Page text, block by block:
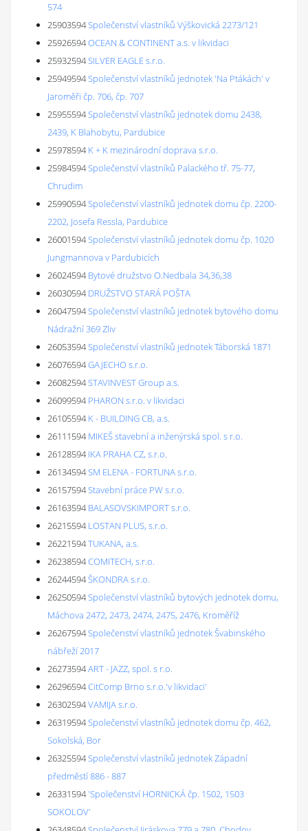
574
25903594Společenství vlastníků Výškovická 2273/121
25926594OCEAN & CONTINENT a.s. v likvidaci
25932594SILVER EAGLE s.r.o.
25949594Společenství vlastníků jednotek 'Na Ptákách' v
Jaroměři čp. 706, čp. 707
25955594Společenství vlastníků jednotek domu 2438,
2439, K Blahobytu, Pardubice
25978594 K + K mezinárodní doprava s.r.o.
25984594Společenství vlastníků Palackého tř. 75-77,
Chrudim
25990594Společenství vlastníků jednotek domu čp. 2200-
2202, Josefa Ressla, Pardubice
26001594Společenství vlastníků jednotek domu čp. 1020
Jungmannova v Pardubicích
26024594 Bytové družstvo O.Nedbala 34,36,38
26030594 DRUŽSTVO STARÁ POŠTA
26047594Společenství vlastníků jednotek bytového domu
Nádražní 369 Zliv
26053594Společenství vlastníků jednotek Táborská 1871
26076594GAJECHO s.r.o.
26082594STAVINVEST Group a.s.
26099594 PHARON s.r.o. v likvidaci
26105594 K - BUILDING CB, a.s.
26111594 MIKEŠ stavební a inženýrská spol. s r.o.
26128594 IKA PRAHA CZ, s.r.o.
26134594SM ELENA - FORTUNA s.r.o.
26157594Stavební práce PW s.r.o.
26163594 BALASOVSKIMPORT s.r.o.
26215594 LOSTAN PLUS, s.r.o.
26221594TUKANA, a.s.
26238594COMITECH, s.r.o.
26244594ŠKONDRA s.r.o.
26250594Společenství vlastníků bytových jednotek domu,
Máchova 2472, 2473, 2474, 2475, 2476, Kroměříž
26267594Společenství vlastníků jednotek Švabinského
nábřeží 2017
26273594ART - JAZZ, spol. s r.o.
26296594CitComp Brno s.r.o.'v likvidaci'
26302594VAMIJA s.r.o.
26319594Společenství vlastníků jednotek domu čp. 462,
Sokolská, Bor
26325594Společenství vlastníků jednotek Západní
předměstí 886 - 887
26331594'Společenství HORNICKÁ čp. 1502, 1503
SOKOLOV'